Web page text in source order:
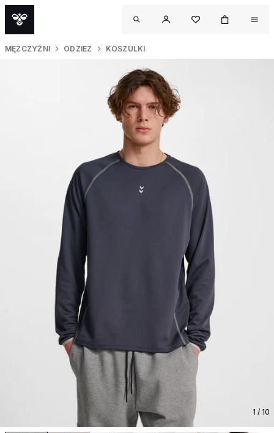
MĘŻCZYŹNI ODZIEZ KOSZULKI
1 / 10